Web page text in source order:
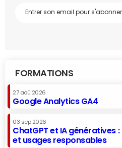
FORMATIONS
27 aoû 2026
Google Analytics GA4
03 sep 2026
ChatGPT et IA génératives
et usages responsables